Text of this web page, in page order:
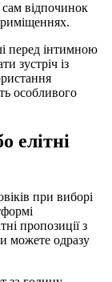
сам відпочинок
перед інтимною
зустріч із
особливого
елітні
при виборі
пропозиції з
можете одразу